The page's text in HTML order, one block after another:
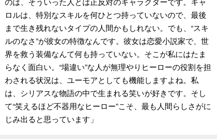
ロルは、特別なスキルを何ひとつ持っていないので、最後
まで生き残れないタイプの人間かもしれない。でも、“スキ
ルのなさ”が彼女の特徴なんです。彼女は恋愛小説家で、世
界を救う装備なんて何も持っていない。そこが私にはたま
らなく面白い。“場違い”な人が無理やりヒーローの役割を担
わされる状況は、ユーモアとしても機能しますよね。私
は、シリアスな物語の中で生まれる笑いが好きです。そし
て“笑えるほど不器用なヒーロー”こそ、最も人間らしさがに
じみ出ると思っています」